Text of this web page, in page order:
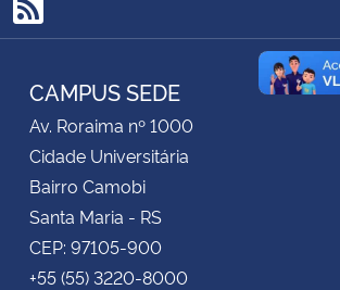
Ministério da Mulher, da Família e dos Direitos Humanos
Secretaria-Geral
Secretaria de Governo
Gabinete de Segurança Institucional
RSS
CAMPUS SEDE
Av. Roraima nº 1000
Cidade Universitária
Bairro Camobi
Santa Maria - RS
CEP: 97105-900
+55 (55) 3220-8000